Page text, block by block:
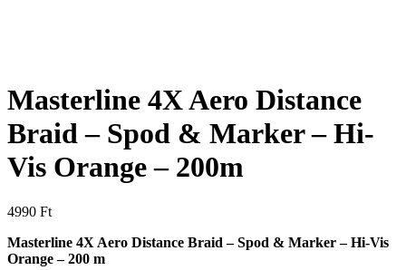
Masterline 4X Aero Distance
Braid – Spod & Marker – Hi-
Vis Orange – 200m
4990 Ft
Masterline 4X Aero Distance Braid – Spod & Marker – Hi-Vis
Orange – 200 m